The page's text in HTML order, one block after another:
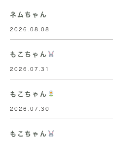
ネムちゃん
2026.08.08
もこちゃん
2026.07.31
もこちゃん
2026.07.30
もこちゃん